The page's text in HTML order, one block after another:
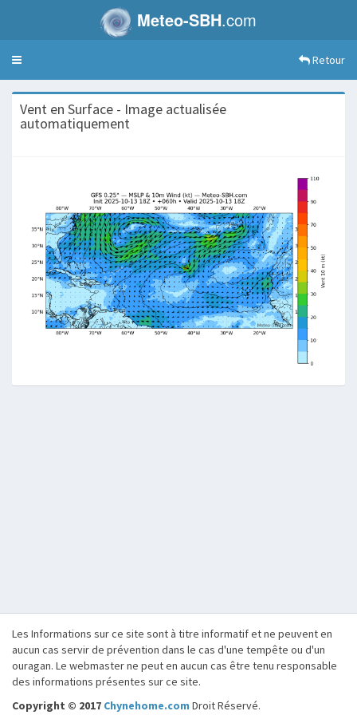
Meteo-SBH.com
Toggle
Retour
Vent en Surface - Image actualisée
automatiquement
Les Informations sur ce site sont à titre informatif et ne peuvent en
aucun cas servir de prévention dans le cas d'une tempête ou d'un
ouragan. Le webmaster ne peut en aucun cas être tenu responsable
des informations présentes sur ce site.
Copyright © 2017 Chynehome.com Droit Réservé.